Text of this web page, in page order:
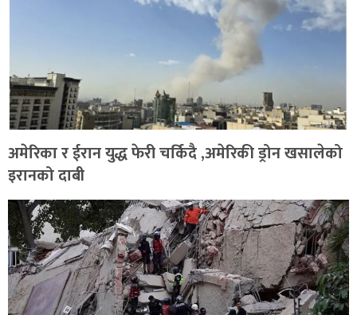
अमेरिका र ईरान युद्ध फेरी चर्किदै ,अमेरिकी ड्रोन खसालेको
इरानको दाबी